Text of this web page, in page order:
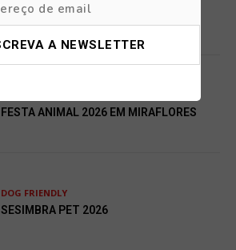
SANTARÉM RECEBE O II FESTIVAL DO
FESTA ANIMAL 2026 EM MIRAFLORES
DOG FRIENDLY
SESIMBRA PET 2026